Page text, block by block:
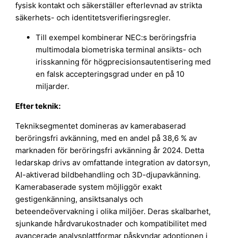
fysisk kontakt och säkerställer efterlevnad av strikta
säkerhets- och identitetsverifieringsregler.
Till exempel kombinerar NEC:s beröringsfria
multimodala biometriska terminal ansikts- och
irisskanning för högprecisionsautentisering med
en falsk accepteringsgrad under en på 10
miljarder.
Efter teknik:
Tekniksegmentet domineras av kamerabaserad
beröringsfri avkänning, med en andel på 38,6 % av
marknaden för beröringsfri avkänning år 2024. Detta
ledarskap drivs av omfattande integration av datorsyn,
AI-aktiverad bildbehandling och 3D-djupavkänning.
Kamerabaserade system möjliggör exakt
gestigenkänning, ansiktsanalys och
beteendeövervakning i olika miljöer. Deras skalbarhet,
sjunkande hårdvarukostnader och kompatibilitet med
avancerade analysplattformar påskyndar adoptionen i